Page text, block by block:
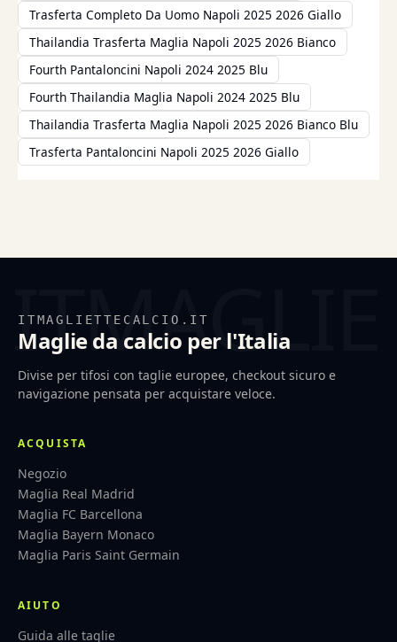
Trasferta Completo Da Uomo Napoli 2025 2026 Giallo
Thailandia Trasferta Maglia Napoli 2025 2026 Bianco
Fourth Pantaloncini Napoli 2024 2025 Blu
Fourth Thailandia Maglia Napoli 2024 2025 Blu
Thailandia Trasferta Maglia Napoli 2025 2026 Bianco Blu
Trasferta Pantaloncini Napoli 2025 2026 Giallo
ITMAGLIETTECALCIO.IT
Maglie da calcio per l'Italia
Divise per tifosi con taglie europee, checkout sicuro e
navigazione pensata per acquistare veloce.
ACQUISTA
Negozio
Maglia Real Madrid
Maglia FC Barcellona
Maglia Bayern Monaco
Maglia Paris Saint Germain
AIUTO
Guida alle taglie